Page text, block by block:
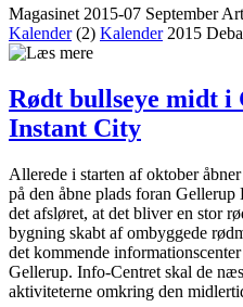
Magasinet 2015-07 September
Kalender (2) Kalender2015
Rødt bullseye midt i
Instant City
Allerede i starten af oktober
på den åbne plads foran
det afsløret, at det bliver en stor
bygning skabt af ombyggede
det kommende
Gellerup. Info-Centret skal de
aktiviteterne omkring den